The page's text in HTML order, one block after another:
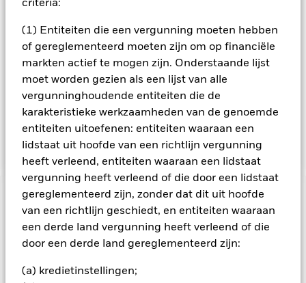
criteria:
(1) Entiteiten die een vergunning moeten hebben
of gereglementeerd moeten zijn om op financiële
markten actief te mogen zijn. Onderstaande lijst
moet worden gezien als een lijst van alle
vergunninghoudende entiteiten die de
karakteristieke werkzaamheden van de genoemde
entiteiten uitoefenen: entiteiten waaraan een
lidstaat uit hoofde van een richtlijn vergunning
heeft verleend, entiteiten waaraan een lidstaat
vergunning heeft verleend of die door een lidstaat
gereglementeerd zijn, zonder dat dit uit hoofde
van een richtlijn geschiedt, en entiteiten waaraan
een derde land vergunning heeft verleend of die
door een derde land gereglementeerd zijn:
(a) kredietinstellingen;
een korte looptijd). De AR-effecten en VRReffecten omvatten
ook afgeleide financiële instrumenten (derivaten) (d.w.z.
beleggingen waarvan de koersen zijn gebaseerd op een of
meer onderliggende activa). Het Fonds verkrijgt posities in
deze beleggingsklassen door beleggingen in andere
fondsen, waaronder door de BlackRock Group beheerde
exchange-traded funds en andere indexfondsen. Indien
gepast geacht kan het fonds ook direct beleggen in VRR-
BELANGRIJKE GEGEVENS: Kapitaalrisico.De waarde en
het rendement van beleggingen kunnen dalen en stijgen, en
zijn niet gegarandeerd. Beleggers verliezen mogelijk hun
oorspronkelijke inleg.
Kredietrisico, wijzigingen van rentevoeten en/of de
wanbetalingsquote van emittenten hebben een aanzienlijk